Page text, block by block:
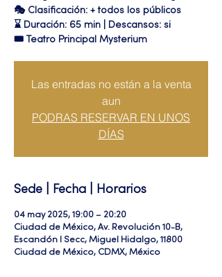
🎭 Clasificación: + todos los públicos
⌛ Duración: 65 min | Descansos: si
🎟 Teatro Principal Mysterium
Las entradas no están a la venta
aun
PODRAS RESERVAR EN UNOS
DÍAS
Sede | Fecha | Horarios
04 may 2025, 19:00 – 20:20
Ciudad de México, Av. Revolución 10-B,
Escandón I Secc, Miguel Hidalgo, 11800
Ciudad de México, CDMX, México